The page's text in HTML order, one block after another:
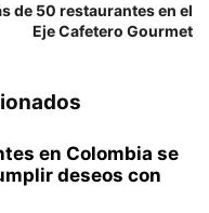
de 50 restaurantes en el
Eje Cafetero Gourmet
en Colombia se
deseos con